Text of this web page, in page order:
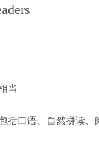
当
括口语、自然拼读、